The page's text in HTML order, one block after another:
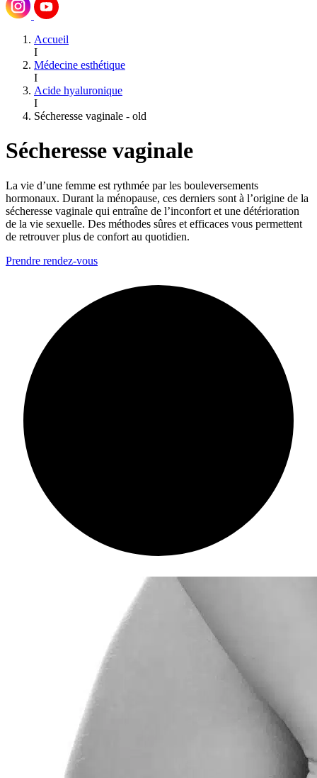
Accueil
I
Médecine esthétique
I
Acide hyaluronique
I
Sécheresse vaginale - old
Sécheresse vaginale
La vie d’une femme est rythmée par les bouleversements
hormonaux. Durant la ménopause, ces derniers sont à l’origine de la
sécheresse vaginale qui entraîne de l’inconfort et une détérioration
de la vie sexuelle. Des méthodes sûres et efficaces vous permettent
de retrouver plus de confort au quotidien.
Prendre rendez-vous